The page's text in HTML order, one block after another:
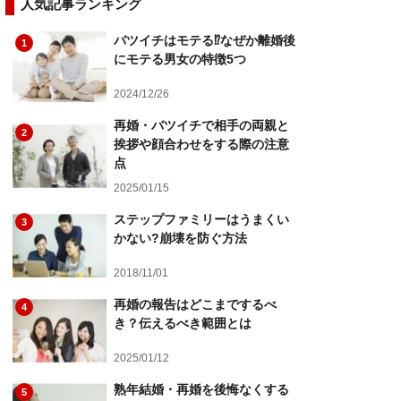
人気記事ランキング
1
バツイチはモテる⁉︎なぜか離婚後
にモテる男女の特徴5つ
2024/12/26
2
再婚・バツイチで相手の両親と
挨拶や顔合わせをする際の注意
点
2025/01/15
3
ステップファミリーはうまくい
かない?崩壊を防ぐ方法
2018/11/01
4
再婚の報告はどこまでするべ
き？伝えるべき範囲とは
2025/01/12
5
熟年結婚・再婚を後悔なくする